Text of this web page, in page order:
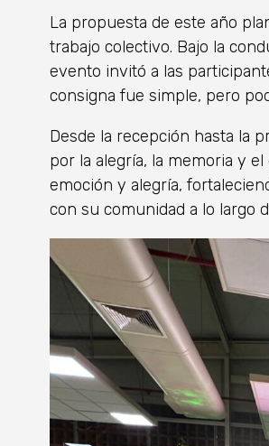
La propuesta de este año
trabajo colectivo. Bajo la
evento invitó a las
consigna fue simple, pero
Desde la recepción hasta la
por la alegría, la memoria y
emoción y alegría,
con su comunidad a lo largo